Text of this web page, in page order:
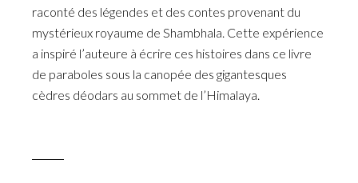
raconté des légendes et des contes provenant du
mystérieux royaume de Shambhala. Cette expérience
a inspiré l’auteure à écrire ces histoires dans ce livre
de paraboles sous la canopée des gigantesques
cèdres déodars au sommet de l’Himalaya.